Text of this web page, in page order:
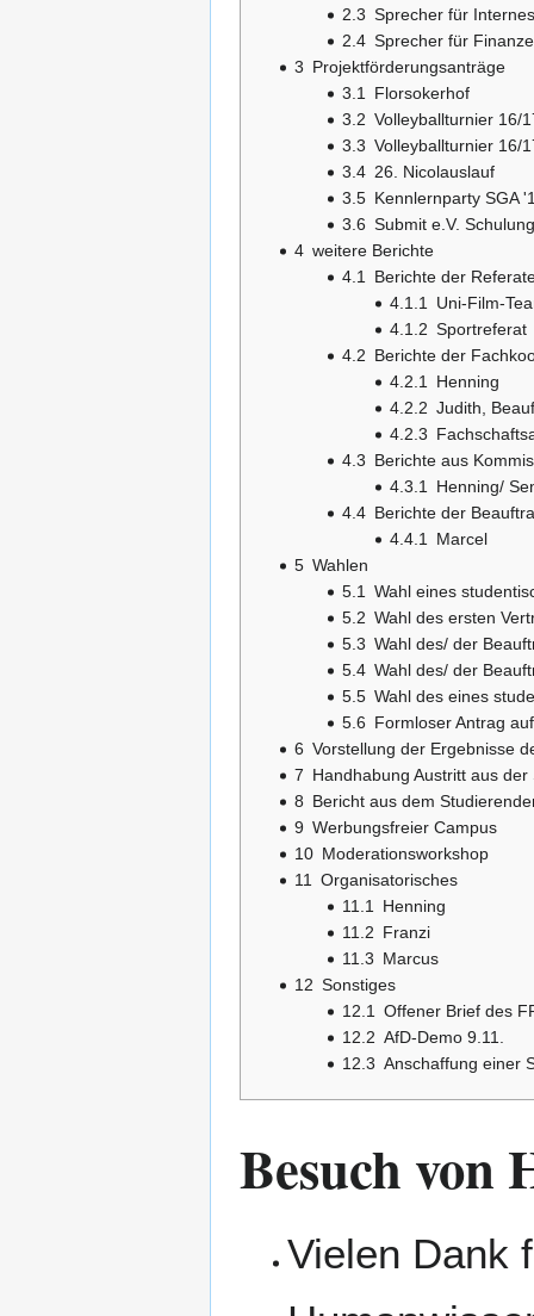
2.3 Sprecher für Internes
2.4 Sprecher für
3 Projektförderungsanträge
3.1 Florsokerhof
3.2 Volleyballturnier 16/
3.3 Volleyballturnier 16/
3.4 26. Nicolauslauf
3.5 Kennlernparty SGA
3.6 Submit e.V. Schulung
4 weitere Berichte
4.1 Berichte der
4.1.1 Uni-Film-
4.1.2 Sportreferat
4.2 Berichte der
4.2.1 Henning
4.2.2 Judith,
4.2.3
4.3 Berichte aus
4.3.1 Henning/
4.4 Berichte der
4.4.1 Marcel
5 Wahlen
5.1 Wahl eines
5.2 Wahl des ersten
5.3 Wahl des/ der
5.4 Wahl des/ der
5.5 Wahl des eines
5.6 Formloser Antrag
6 Vorstellung der Ergebnisse
7 Handhabung Austritt aus
8 Bericht aus dem
9 Werbungsfreier Campus
10 Moderationsworkshop
11 Organisatorisches
11.1 Henning
11.2 Franzi
11.3 Marcus
12 Sonstiges
12.1 Offener Brief des
12.2 AfD-Demo 9.11.
12.3 Anschaffung einer
Besuch von
Vielen Dank